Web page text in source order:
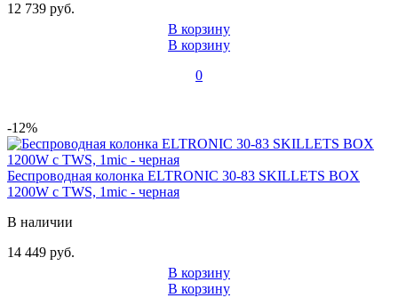
12 739 руб.
В корзину
В корзину
0
-12%
Беспроводная колонка ELTRONIC 30-83 SKILLETS BOX
1200W с TWS, 1mic - черная
В наличии
14 449 руб.
В корзину
В корзину